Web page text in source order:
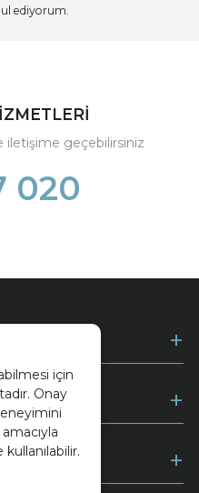
için
Onay
ediyorum.
iletişime geçebilirsiniz
020